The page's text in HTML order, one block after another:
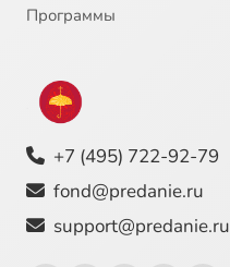
Программы
+7 (495) 722-92-79
fond@predanie.ru
support@predanie.ru